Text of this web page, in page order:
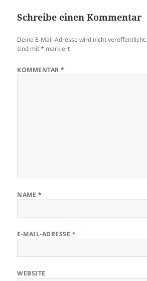
Schreibe einen Kommentar
Deine E-Mail-Adresse wird nicht veröffentlicht.
sind mit* markiert
KOMMENTAR*
NAME *
E-MAIL-ADRESSE *
WEBSITE